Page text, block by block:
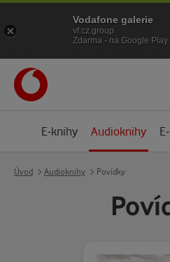
E-knihy Audioknihy
Úvod Audioknihy Povídky
Vodafone galerie
vf.cz.group
Zdarma - na Google Play